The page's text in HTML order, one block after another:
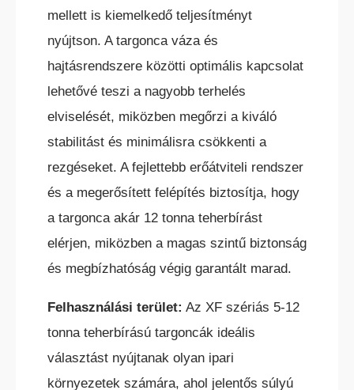
KESKENY-FOLYOSÓS
BELTÉRI ELEKTROMOS HOMLOKVILLÁS
TARGONCA
TARGONCA
mellett is kiemelkedő teljesítményt
nyújtson. A targonca váza és
hajtásrendszere közötti optimális kapcsolat
lehetővé teszi a nagyobb terhelés
elviselését, miközben megőrzi a kiváló
stabilitást és minimálisra csökkenti a
rezgéseket. A fejlettebb erőátviteli rendszer
és a megerősített felépítés biztosítja, hogy
a targonca akár 12 tonna teherbírást
elérjen, miközben a magas szintű biztonság
és megbízhatóság végig garantált marad.
Felhasználási terület: Az XF szériás 5-12
tonna teherbírású targoncák ideális
választást nyújtanak olyan ipari
környezetek számára, ahol jelentős súlyú